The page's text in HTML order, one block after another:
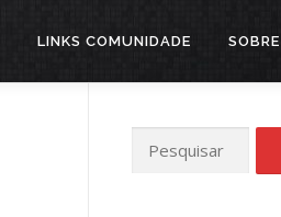
LINKS COMUNIDADE SOBRE
por: